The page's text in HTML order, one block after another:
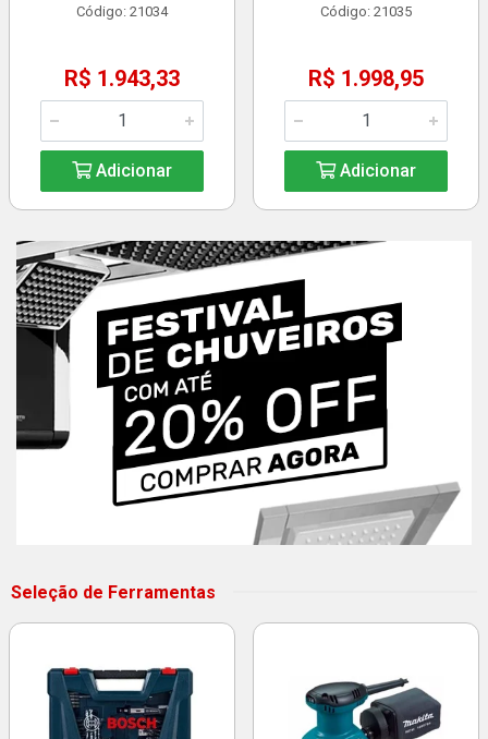
Código: 21034
R$ 1.943,33
Adicionar
Código: 21035
R$ 1.998,95
Adicionar
Seleção de Ferramentas